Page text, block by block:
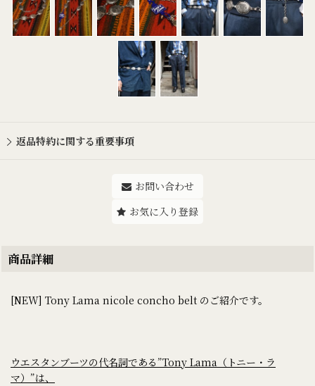
返品特約に関する重要事項
お問い合わせ
お気に入り登録
商品詳細
[NEW] Tony Lama nicole concho belt のご紹介です。
ウエスタンブーツの代名詞である”Tony Lama（トニー・ラ
マ）”は、